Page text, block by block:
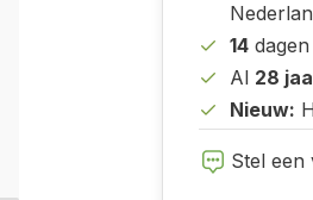
14
Al 28
Nieuw:
Stel